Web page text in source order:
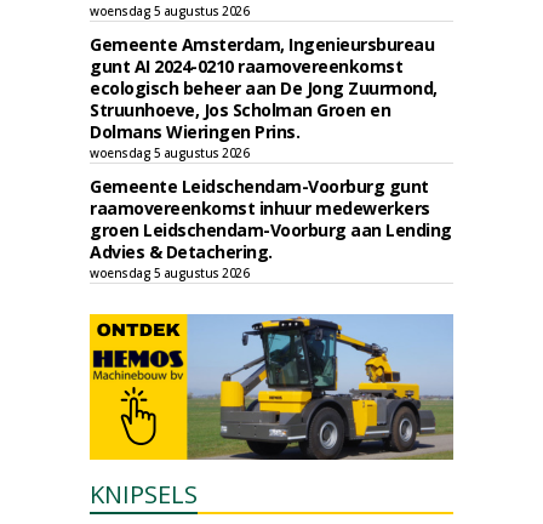
woensdag 5 augustus 2026
Gemeente Amsterdam, Ingenieursbureau
gunt AI 2024-0210 raamovereenkomst
ecologisch beheer aan De Jong Zuurmond,
Struunhoeve, Jos Scholman Groen en
Dolmans Wieringen Prins.
woensdag 5 augustus 2026
Gemeente Leidschendam-Voorburg gunt
raamovereenkomst inhuur medewerkers
groen Leidschendam-Voorburg aan Lending
Advies & Detachering.
woensdag 5 augustus 2026
KNIPSELS